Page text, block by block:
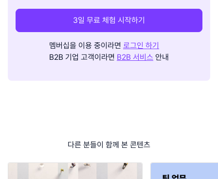
3일 무료 체험 시작하기
멤버십을 이용 중이라면 로그인 하기
B2B 기업 고객이라면 B2B 서비스 안내
다른 분들이 함께 본 콘텐츠